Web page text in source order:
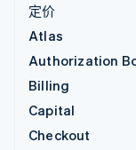
定价
Atlas
Authorization
Billing
Capital
Checkout